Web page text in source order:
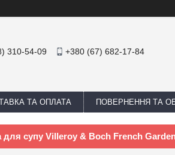
310-54-09 +380 (67) 682-17-84
ТА ОПЛАТА ПОВЕРНЕННЯ ТА
супу Villeroy & Boch French